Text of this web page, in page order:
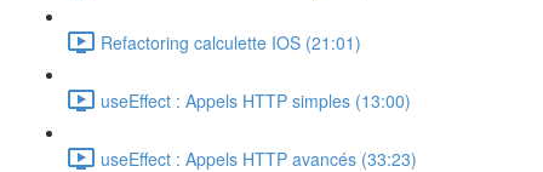
Refactoring calculette IOS (21:01)
useEffect : Appels HTTP simples (13:00)
useEffect : Appels HTTP avancés (33:23)